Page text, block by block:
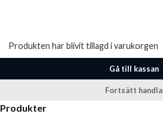
Produkten har blivit tillagd i varukorgen
Gå till kassan
Fortsätt handla
Produkter